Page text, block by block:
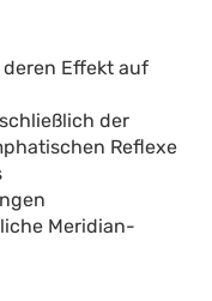
Effekt auf
der
Reflexe
Meridian-